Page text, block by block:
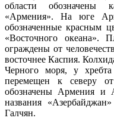
области обозначены
«Армения». На юге
обозначенные красным
«Восточного океана».
ограждены от
восточнее Каспия.
Черного моря, у
перемещен к северу
обозначены Армения и
названия
Галчян.